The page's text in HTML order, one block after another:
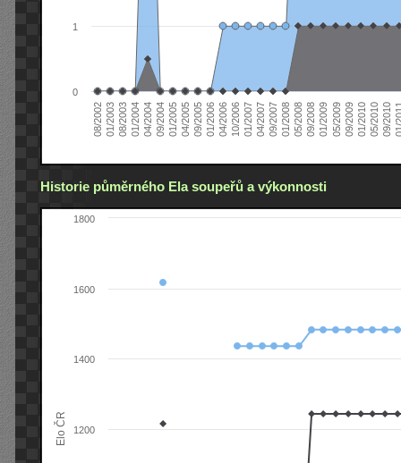
08/200201/200308/200301/200404/200409/200401/200504/200509/200501/200604/200610/200601/200704/200709/200701/200805/200809/200801/200905/200909/200901/201005/201009/2010
0
1
Historie půměrného Ela soupeřů a výkonnosti
Elo ČR 1200
1400
1600
1800